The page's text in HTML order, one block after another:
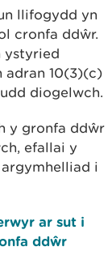
llifogydd yn
cronfa ddŵr.
ystyried
adran 10(3)(c)
diogelwch.
y gronfa ddŵr
efallai y
i
ar sut i
ddŵr